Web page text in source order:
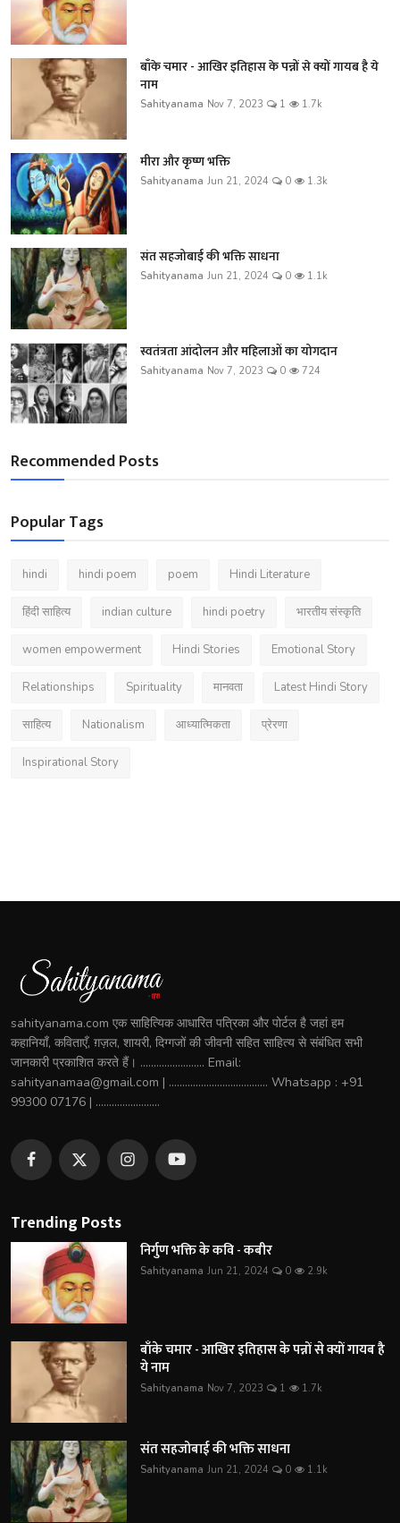
बाँके चमार - आखिर इतिहास के पन्नों से क्यों गायब है ये
नाम
Sahityanama Nov 7, 2023 1 1.7k
मीरा और कृष्ण भक्ति
Sahityanama Jun 21, 2024 0 1.3k
संत सहजोबाई की भक्ति साधना
Sahityanama Jun 21, 2024 0 1.1k
स्वतंत्रता आंदोलन और महिलाओं का योगदान
Sahityanama Nov 7, 2023 0 724
Recommended Posts
Popular Tags
hindi hindi poem poem Hindi Literature
हिंदी साहित्य indian culture hindi poetry भारतीय संस्कृति
women empowerment Hindi Stories Emotional Story
Relationships Spirituality मानवता Latest Hindi Story
साहित्य Nationalism आध्यात्मिकता प्रेरणा
Inspirational Story
sahityanama.com एक साहित्यिक आधारित पत्रिका और पोर्टल है जहां हम
कहानियाँ, कविताएँ, ग़ज़ल, शायरी, दिग्गजों की जीवनी सहित साहित्य से संबंधित सभी
जानकारी प्रकाशित करते हैं। ........................ Email:
sahityanamaa@gmail.com | ..................................... Whatsapp : +91
99300 07176 | ........................
Trending Posts
निर्गुण भक्ति के कवि - कबीर
Sahityanama Jun 21, 2024 0 2.9k
बाँके चमार - आखिर इतिहास के पन्नों से क्यों गायब है
ये नाम
Sahityanama Nov 7, 2023 1 1.7k
संत सहजोबाई की भक्ति साधना
Sahityanama Jun 21, 2024 0 1.1k